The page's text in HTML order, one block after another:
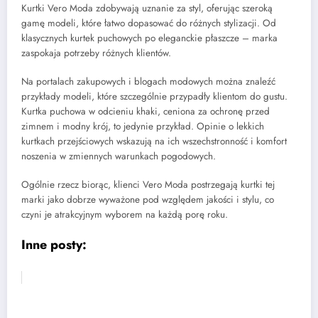
Kurtki Vero Moda zdobywają uznanie za styl, oferując szeroką
gamę modeli, które łatwo dopasować do różnych stylizacji. Od
klasycznych kurtek puchowych po eleganckie płaszcze – marka
zaspokaja potrzeby różnych klientów.
Na portalach zakupowych i blogach modowych można znaleźć
przykłady modeli, które szczególnie przypadły klientom do gustu.
Kurtka puchowa w odcieniu khaki, ceniona za ochronę przed
zimnem i modny krój, to jedynie przykład. Opinie o lekkich
kurtkach przejściowych wskazują na ich wszechstronność i komfort
noszenia w zmiennych warunkach pogodowych.
Ogólnie rzecz biorąc, klienci Vero Moda postrzegają kurtki tej
marki jako dobrze wyważone pod względem jakości i stylu, co
czyni je atrakcyjnym wyborem na każdą porę roku.
Inne posty: